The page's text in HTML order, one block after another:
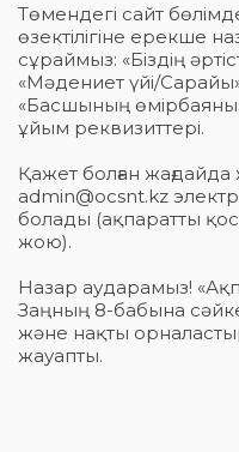
Төмендегі сайт
өзектілігіне ерекше
сұраймыз: «Біздің
«Мәдениет үйі/
«Басшының
ұйым реквизиттері.
Қажет болған
admin@ocsnt.kz
болады (ақпаратты
жою).
Назар аударамыз!
Заңның 8-бабына
және нақты
жауапты.